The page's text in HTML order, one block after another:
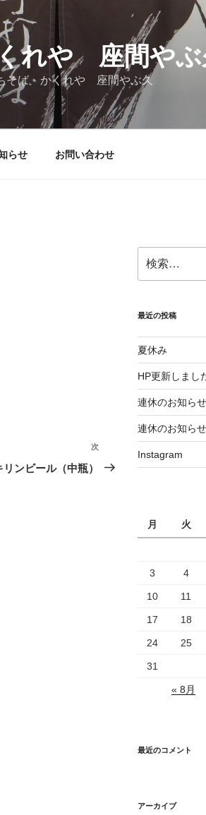
れや 座間やぶ
そば かくれや 座間やぶ久
らせ お問い合わせ
次
の
次
リンビール（中瓶）
索:
最近の投稿
夏休み
HP更新しまし
連休のお知らせ
連休のお知らせ
Instagram
月 火
3 4
10 11
17 18
24 25
31
« 8月
最近のコメント
アーカイブ